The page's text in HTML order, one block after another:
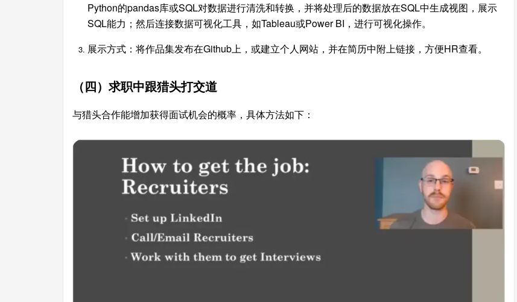
Python的pandas库或SQL对数据进行清洗和转换，并将处理后的数据放在SQL中生成视图，展示
SQL能力；然后连接数据可视化工具，如Tableau或Power BI，进行可视化操作。
展示方式：将作品集发布在Github上，或建立个人网站，并在简历中附上链接，方便HR查看。
（四）求职中跟猎头打交道
与猎头合作能增加获得面试机会的概率，具体方法如下：